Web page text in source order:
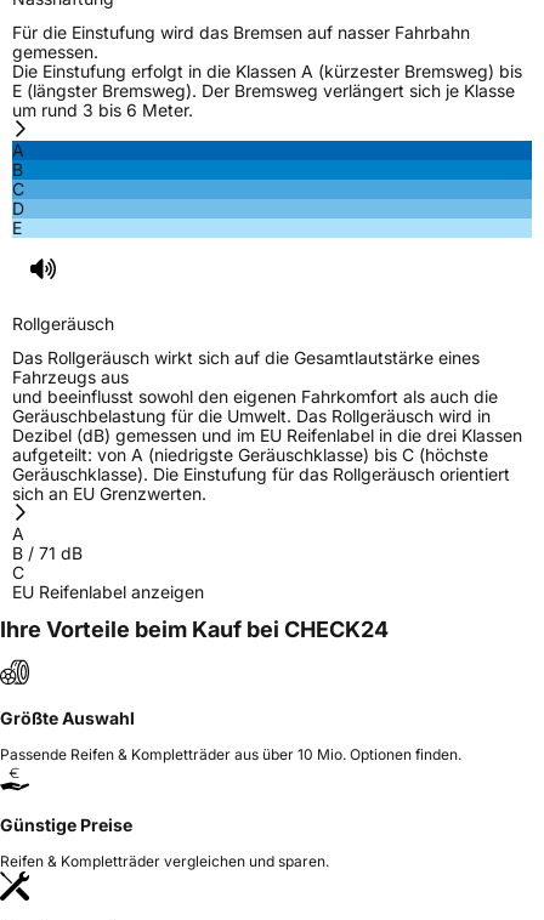
EU Label
EffizienzB
Nasshaftung
3PMSF / Schneeflockensymbol / Alpine-Symbol Nein
EPREL ID638525
Allgemeine Produktsicherheit (GPSR)
HerstellerkontaktShandong New Continent Tire Co. Ltd.,
Für die Einstufung wird das Bremsen auf nasser Fahrbahn
gemessen.
Die Einstufung erfolgt in die Klassen A (kürzester Bremsweg) bis
E (längster Bremsweg). Der Bremsweg verlängert sich je Klasse
um rund 3 bis 6 Meter.
A
B
C
D
E
Rollgeräusch
Das Rollgeräusch wirkt sich auf die Gesamtlautstärke eines
Fahrzeugs aus
und beeinflusst sowohl den eigenen Fahrkomfort als auch die
Geräuschbelastung für die Umwelt. Das Rollgeräusch wird in
Dezibel (dB) gemessen und im EU Reifenlabel in die drei Klassen
aufgeteilt: von A (niedrigste Geräuschklasse) bis C (höchste
Geräuschklasse). Die Einstufung für das Rollgeräusch orientiert
sich an EU Grenzwerten.
A
B / 71 dB
C
EU Reifenlabel anzeigen
Ihre Vorteile beim Kauf bei CHECK24
Größte Auswahl
Passende Reifen & Kompletträder aus über 10 Mio. Optionen finden.
Günstige Preise
Reifen & Kompletträder vergleichen und sparen.